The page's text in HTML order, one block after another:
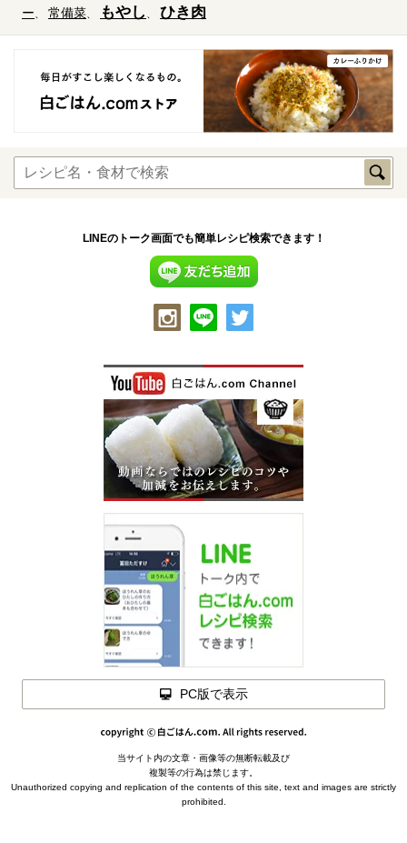
ー
常備菜 もやし ひき肉
閉じる
LINEのトーク画面でも簡単レシピ検索できます！
PC版で表示
当サイト内の文章・画像等の無断転載及び
複製等の行為は禁じます。
Unauthorized copying and replication of the contents of this site, text and images are strictly
prohibited.